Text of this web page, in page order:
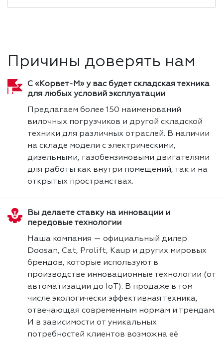
Причины доверять нам
С «Корвет-М» у вас будет складская техника
для любых условий эксплуатации
Предлагаем более 150 наименований
вилочных погрузчиков и другой складской
техники для различных отраслей. В наличии
на складе модели с электрическими,
дизельными, газобензиновыми двигателями
для работы как внутри помещений, так и на
открытых пространствах.
Вы делаете ставку на инновации и
передовые технологии
Наша компания — официальный дилер
Doosan, Cat, Prolift, Kaup и других мировых
брендов, которые используют в
производстве инновационные технологии (от
автоматизации до IoT). В продаже в том
числе экологически эффективная техника,
отвечающая современным нормам и трендам.
И в зависимости от уникальных
потребностей клиентов возможна её